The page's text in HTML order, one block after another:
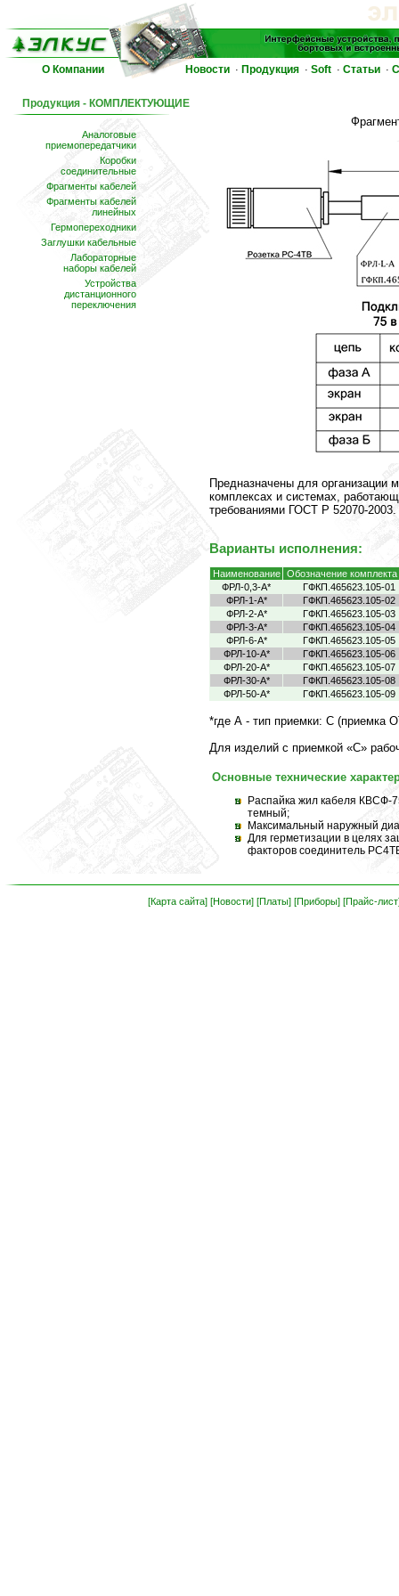
О Компании Новости · Продукция · Soft · Статьи ·
Продукция - КОМПЛЕКТУЮЩИЕ
Аналоговые
приемопередатчики
Коробки
соединительные
Фрагменты кабелей
Фрагменты кабелей
линейных
Гермопереходники
Заглушки кабельные
Лабораторные
наборы кабелей
Устройства
дистанционного
переключения
Предназначены для
комплексах и системах,
требованиями ГОСТ Р 52070-2003.
Варианты исполнения:
Наименование
Обозначение
ФРЛ-0,3-А*
ГФКП.465623.105-01
ФРЛ-1-А*
ГФКП.465623.105-02
ФРЛ-2-А*
ГФКП.465623.105-03
ФРЛ-3-А*
ГФКП.465623.105-04
ФРЛ-6-А*
ГФКП.465623.105-05
ФРЛ-10-А*
ГФКП.465623.105-06
ФРЛ-20-А*
ГФКП.465623.105-07
ФРЛ-30-А*
ГФКП.465623.105-08
ФРЛ-50-А*
ГФКП.465623.105-09
*где А - тип приемки: C
Для изделий с приемкой «С»
Основные технические
Распайка жил кабеля КВСФ-
темный;
Максимальный наружный
Для герметизации в целях
факторов соединитель
[Карта сайта] [Новости] [Платы] [Приборы] [Прайс-